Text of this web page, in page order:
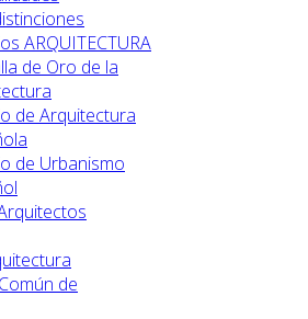
ARQUITECTURA
de Oro de la
de Arquitectura
de Urbanismo
de